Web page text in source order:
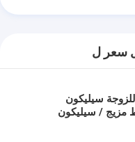
سعر ل
سيليكون
مزيج / سيليكون